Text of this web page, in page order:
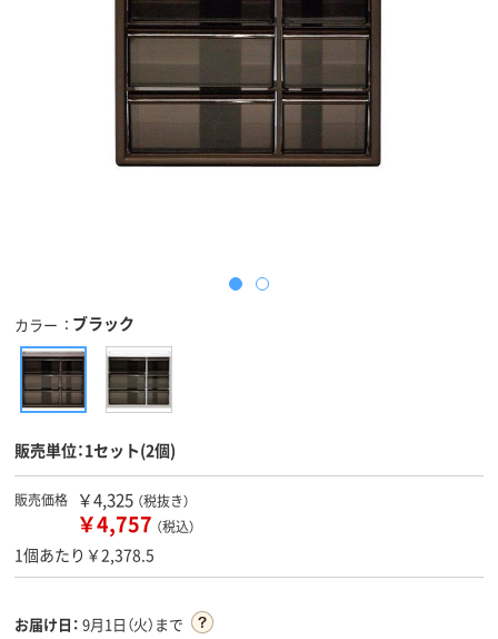
カラー ブラック
販売単位：1セット(2個)
販売価格 ￥4,325 （税抜き）
￥4,757 （税込）
1個あたり￥2,378.5
お届け日： 9月1日（火）まで